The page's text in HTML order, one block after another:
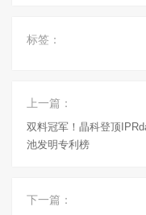
标签：
上一篇：
双料冠军！晶科登顶
池发明专利榜
下一篇：